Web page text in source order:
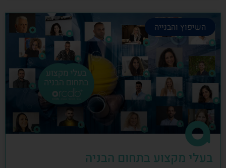
השיפוץ והבנייה
בעלי מקצוע בתחום הבניה